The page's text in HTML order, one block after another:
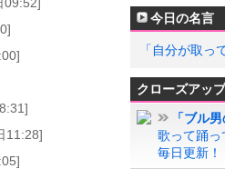
11:28]
今日の名言
「自分が取っ
クローズアッ
「ブル
歌って踊っ
毎日更新！